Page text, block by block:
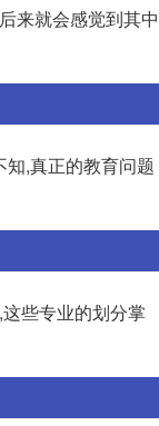
来就会感觉到其中
,真正的教育问题
些专业的划分掌